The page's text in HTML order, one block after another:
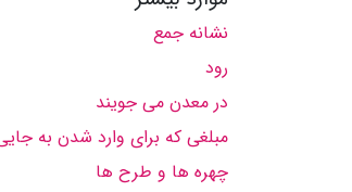
نشانه جمع
رود
در معدن مى جویند
مبلغى كه براى وارد شدن به
چهره ها و طرح ها